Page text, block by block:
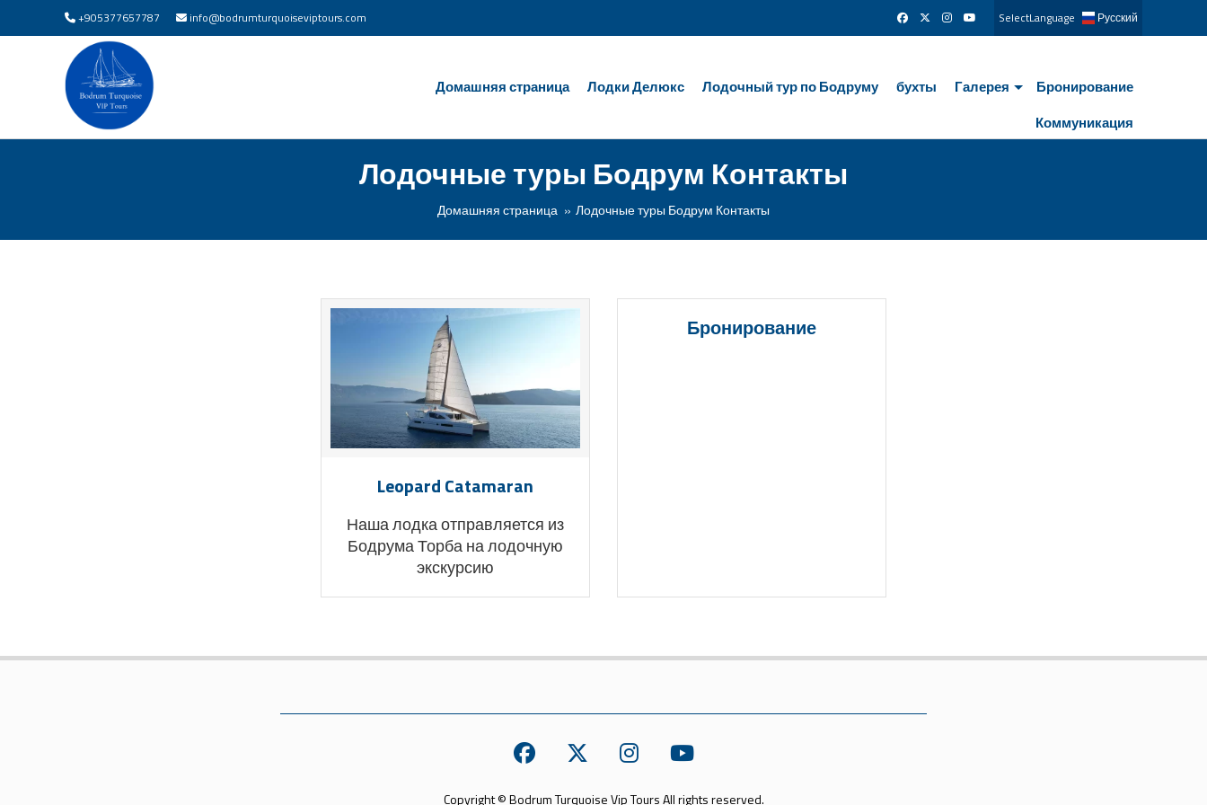
+905377657787 info@bodrumturquoiseviptours.com SelectLanguage Русский
Домашняя страница Лодки Делюкс Лодочный тур по Бодруму бухты Галерея
Бронирование
Коммуникация
Лодочные туры Бодрум Контакты
Домашняя страница Лодочные туры Бодрум Контакты
Leopard Catamaran
Наша лодка отправляется из
Бодрума Торба на лодочную
экскурсию
Бронирование
Copyright © Bodrum Turquoise Vip Tours All rights reserved.